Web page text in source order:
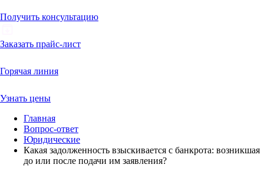
Получить консультацию
Заказать прайс-лист
Горячая линия
Узнать цены
Главная
Вопрос-ответ
Юридические
Какая задолженность взыскивается с банкрота: возникшая
до или после подачи им заявления?